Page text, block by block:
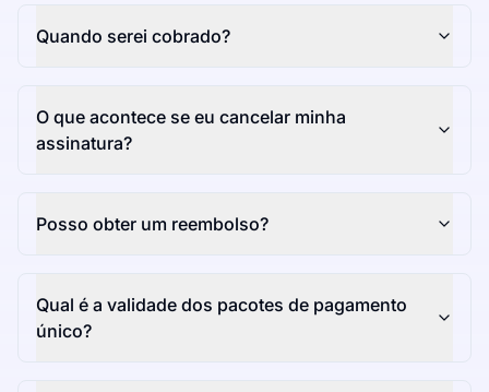
Quando serei cobrado?
O que acontece se eu cancelar minha
assinatura?
Posso obter um reembolso?
Qual é a validade dos pacotes de pagamento
único?